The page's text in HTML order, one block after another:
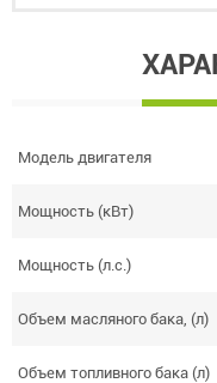
Модель двигателя
Мощность (кВт)
Мощность (л.с.)
Объем масляного бака, (л)
Объем топливного бака (л)